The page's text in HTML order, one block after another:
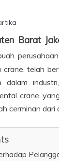
Barat
telah
crane
cerminan